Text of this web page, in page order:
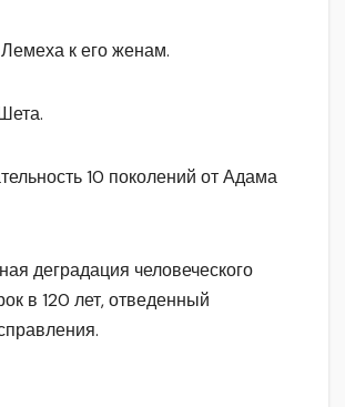
к его женам.
10 поколений от Адама
деградация человеческого
в 120 лет, отведенный